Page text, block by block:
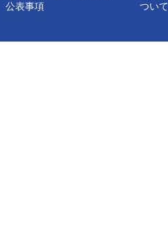
公表事項
ついて